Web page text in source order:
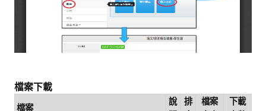
無線WiFi位置圖
校園郵件信箱
校園軟體
常用自由軟體/免費軟體
檔案下載
檔案
說
排
檔案
下載